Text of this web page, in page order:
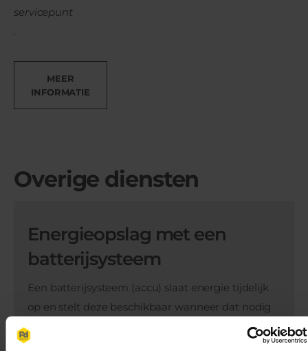
servicepunt
MEER
INFORMATIE
Overige diensten
Energieopslag met een
batterijsysteem
Een batterijsysteem (accu) slaat energie tijdelijk
op en stelt deze beschikbaar wanneer dat nodig
is. Dit vermindert de inkoop van stroom, verlaagt
de afhankelijkheid van het energienet en helpt